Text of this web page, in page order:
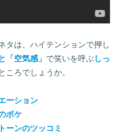
タは、ハイテンションで押し
「空気感」 で笑いを呼ぶ しっ
ころでしょうか。
ーション
ボケ
ーンのツッコミ